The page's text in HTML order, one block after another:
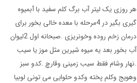
هر روزی یک لیتر آب برگ کلم سفید با آبمیوه
گیری بگیر در 4مرحله با معده خالی بخور برای
درمان زخم روده وخونریزی .صبحانه اول 2لیوان
آب بخور بعد یه میوه شیرین مثل موز یا سیب
.نهار وشام فقط سیب زمینی وقارچ .کدو سبز
وهویج وکلم پخته وکدو حلوایی می تونی لوبیا